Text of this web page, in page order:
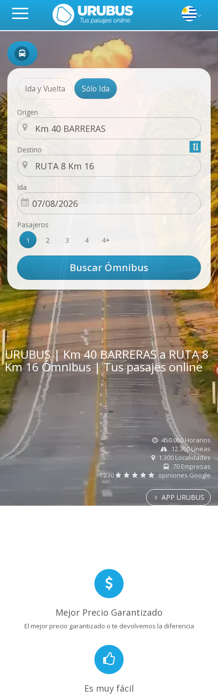
Ida y Vuelta Sólo Ida
Origen
Destino
Ida
Pasajeros
1
2 3 4 4+
URUBUS | Km 40 BARRERAS a RUTA 8
Km 16 Ómnibus | Tus pasajes online
450.000 Horarios
12.300 Líneas
1.300 Localidades
70 Empresas
1.230
opiniones Google
APP URUBUS
Mejor Precio Garantizado
El mejor precio garantizado o te devolvemos la diferencia
Es muy fácil